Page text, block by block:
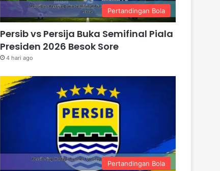
Pertandingan Bola
Persib vs Persija Buka Semifinal Piala
Presiden 2026 Besok Sore
4 hari ago
Pertandingan Bola